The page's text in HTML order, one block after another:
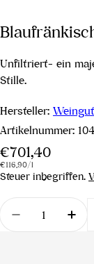
Unfiltriert- ein
Stille.
Hersteller:
Artikelnummer:
Regulärer
Preis
€701,40
Stückpreis
€116,90/pro
l
Steuer inbegriffen.
Menge
Menge für